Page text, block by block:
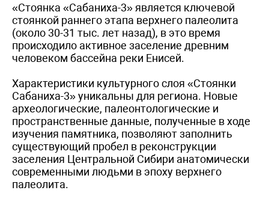
«Стоянка «Сабаниха-3» является ключевой
стоянкой раннего этапа верхнего палеолита
(около 30-31 тыс. лет назад), в это время
происходило активное заселение древним
человеком бассейна реки Енисей.
Характеристики культурного слоя «Стоянки
Сабаниха-3» уникальны для региона. Новые
археологические, палеонтологические и
пространственные данные, полученные в ходе
изучения памятника, позволяют заполнить
существующий пробел в реконструкции
заселения Центральной Сибири анатомически
современными людьми в эпоху верхнего
палеолита.